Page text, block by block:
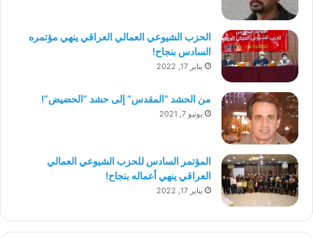
الحزب الشيوعي العمالي العراقي ينهي مؤتمره
السادس بنجاح!
يناير 17, 2022
من الحشد “المقدس” إلى حشد “الحضيض”!
يونيو 7, 2021
المؤتمر السادس للحزب الشيوعي العمالي
العراقي ينهي أعماله بنجاح!
يناير 17, 2022